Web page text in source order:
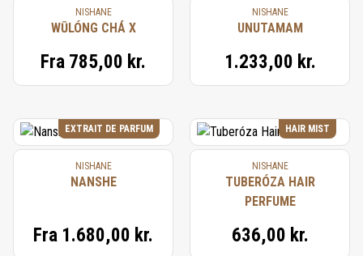
NISHANE
WŪLÓNG CHÁ X
Fra 785,00 kr.
NISHANE
UNUTAMAM
1.233,00 kr.
EXTRAIT DE PARFUM
NISHANE
NANSHE
Fra 1.680,00 kr.
HAIR MIST
NISHANE
TUBERÓZA HAIR
PERFUME
636,00 kr.